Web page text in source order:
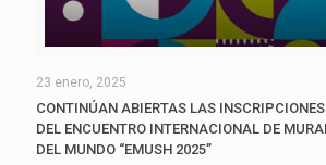
23 enero, 2025
CONTINÚAN ABIERTAS LAS
DEL ENCUENTRO INTERNACIONAL DE
DEL MUNDO “EMUSH 2025”